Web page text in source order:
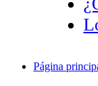
Página